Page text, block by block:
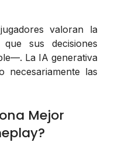
valoran la
sus decisiones
La IA generativa
necesariamente las
Mejor